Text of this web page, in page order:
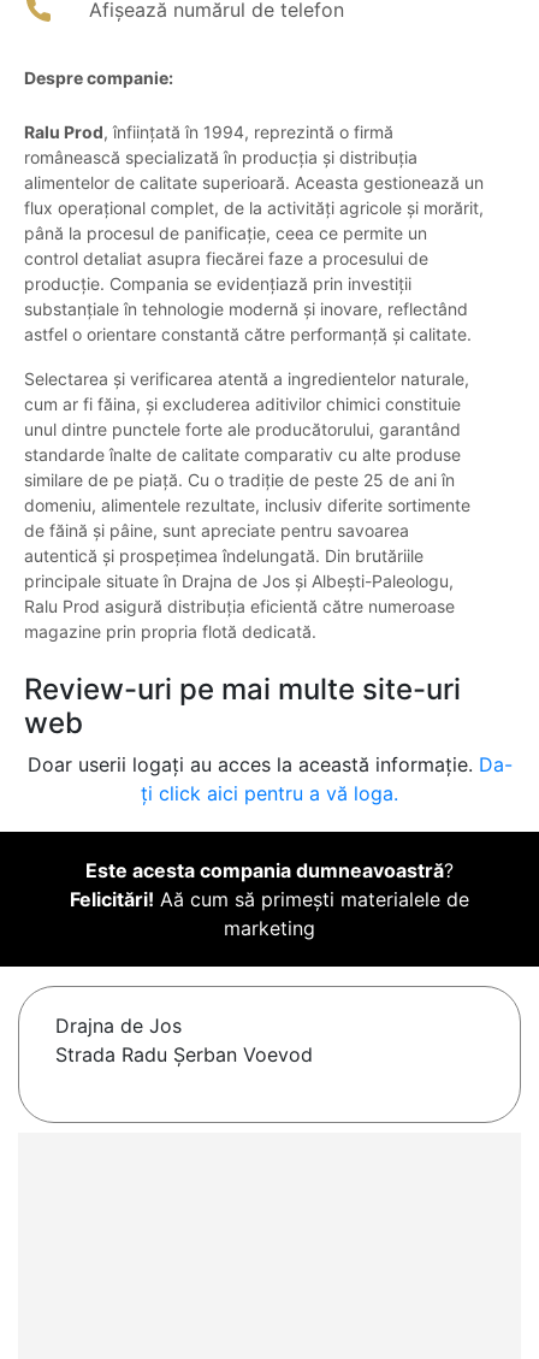
Afișează numărul de telefon
Despre companie:
Ralu Prod, înființată în 1994, reprezintă o firmă
românească specializată în producția și distribuția
alimentelor de calitate superioară. Aceasta gestionează un
flux operațional complet, de la activități agricole și morărit,
până la procesul de panificație, ceea ce permite un
control detaliat asupra fiecărei faze a procesului de
producție. Compania se evidențiază prin investiții
substanțiale în tehnologie modernă și inovare, reflectând
astfel o orientare constantă către performanță și calitate.
Selectarea și verificarea atentă a ingredientelor naturale,
cum ar fi făina, și excluderea aditivilor chimici constituie
unul dintre punctele forte ale producătorului, garantând
standarde înalte de calitate comparativ cu alte produse
similare de pe piață. Cu o tradiție de peste 25 de ani în
domeniu, alimentele rezultate, inclusiv diferite sortimente
de făină și pâine, sunt apreciate pentru savoarea
autentică și prospețimea îndelungată. Din brutăriile
principale situate în Drajna de Jos și Albești-Paleologu,
Ralu Prod asigură distribuția eficientă către numeroase
magazine prin propria flotă dedicată.
Review-uri pe mai multe site-uri
web
Doar userii logați au acces la această informație. Da-
ți click aici pentru a vă loga.
Este acesta compania dumneavoastră?
Felicitări! Aă cum să primești materialele de
marketing
Drajna de Jos
Strada Radu Șerban Voevod